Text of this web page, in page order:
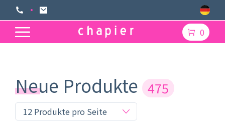
0
Neue Produkte 475